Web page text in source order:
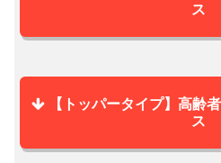
ス
【トッパータイプ】高齢
ス